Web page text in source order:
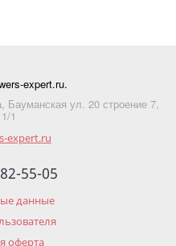
expert.ru.
Бауманская ул. 20 строение 7,
1
expert.ru
55-05
данные
оферта